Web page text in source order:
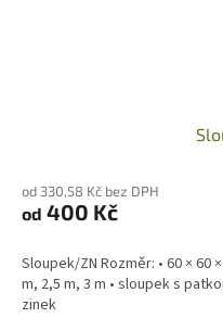
od 330,58 Kč bez DPH
od 400 Kč
Sloupek/ZN Rozměr: • 60 × 60
m, 2,5 m, 3 m • sloupek s
zinek